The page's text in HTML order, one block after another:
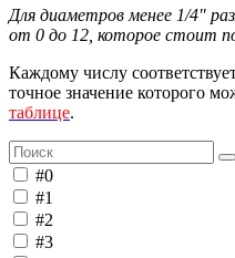
Для диаметров менее 1/4"
от 0 до 12, которое стоит
Каждому числу
точное значение которого
таблице.
#0
#1
#2
#3